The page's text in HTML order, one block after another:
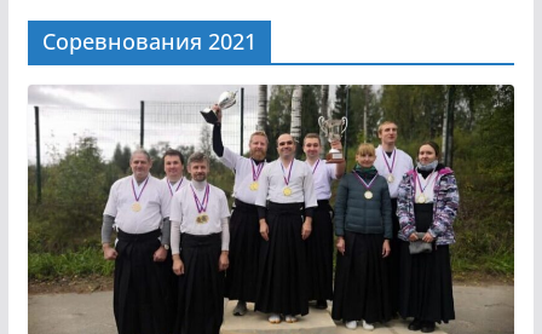
Соревнования 2021